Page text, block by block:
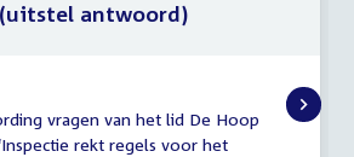
vragen van het lid De Hoop
rekt regels voor het
antwoord)